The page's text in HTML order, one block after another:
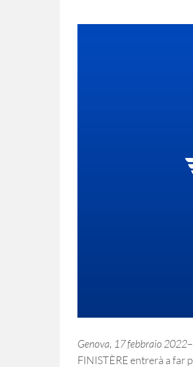
Genova, 17 febbraio 2022
FINISTÈRE entrerà a far